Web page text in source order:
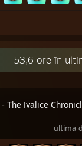
53,6 ore în
ultima
- The Ivalice